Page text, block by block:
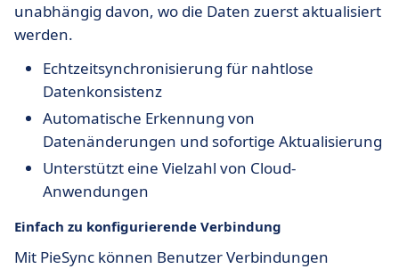
unabhängig davon, wo die Daten zuerst aktualisiert
werden.
Echtzeitsynchronisierung für nahtlose
Datenkonsistenz
Automatische Erkennung von
Datenänderungen und sofortige Aktualisierung
Unterstützt eine Vielzahl von Cloud-
Anwendungen
Einfach zu konfigurierende Verbindung
Mit PieSync können Benutzer Verbindungen